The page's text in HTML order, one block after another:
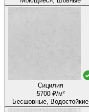
Сицилия
5700 ₽/м²
Бесшовные, Водостойкие